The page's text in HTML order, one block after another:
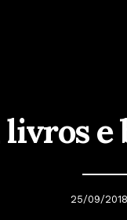
livros e
25/09/2018